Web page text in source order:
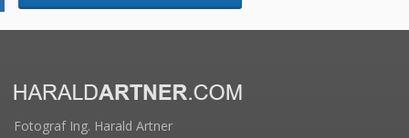
Fotograf Ing. Harald Artner